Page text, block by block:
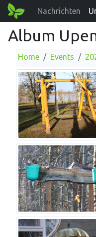
Nachrichten
Album
Home Events